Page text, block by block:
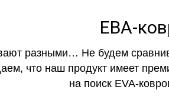
ЕВА-
разными… Не будем
что наш продукт имеет
на поиск EVA-